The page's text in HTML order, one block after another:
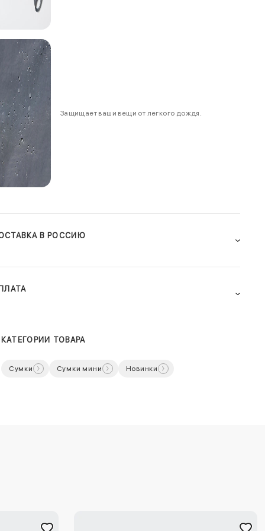
Защищает ваши вещи от легкого дождя.
В РОССИЮ
КАТЕГОРИИ ТОВАРА
Сумки Сумки мини Новинки